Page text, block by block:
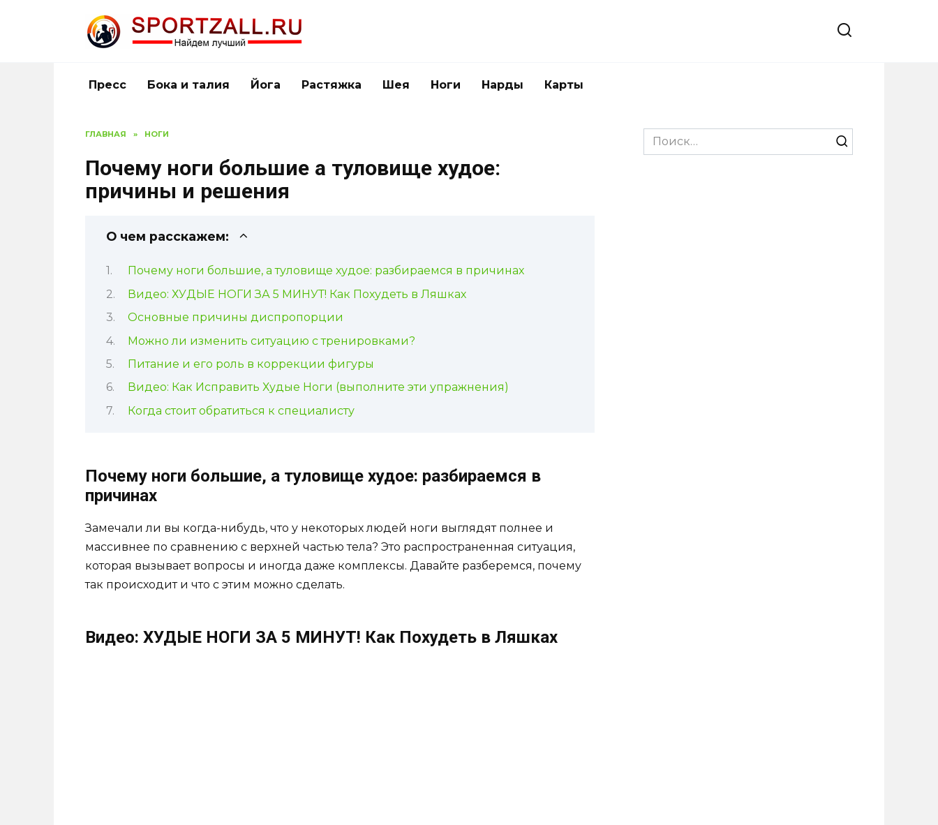
Пресс Бока и талия Йога Растяжка Шея Ноги Нарды Карты
ГЛАВНАЯ » НОГИ
Почему ноги большие а туловище худое:
причины и решения
О чем расскажем:
Почему ноги большие, а туловище худое: разбираемся в причинах
Видео: ХУДЫЕ НОГИ ЗА 5 МИНУТ! Как Похудеть в Ляшках
Основные причины диспропорции
Можно ли изменить ситуацию с тренировками?
Питание и его роль в коррекции фигуры
Видео: Как Исправить Худые Ноги (выполните эти упражнения)
Когда стоит обратиться к специалисту
Почему ноги большие, а туловище худое: разбираемся в
причинах
Замечали ли вы когда-нибудь, что у некоторых людей ноги выглядят полнее и
массивнее по сравнению с верхней частью тела? Это распространенная ситуация,
которая вызывает вопросы и иногда даже комплексы. Давайте разберемся, почему
так происходит и что с этим можно сделать.
Видео: ХУДЫЕ НОГИ ЗА 5 МИНУТ! Как Похудеть в Ляшках
Search
for: